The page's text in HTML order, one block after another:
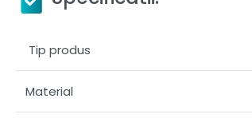
Tip produs
Material